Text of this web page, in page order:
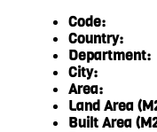
Code:
Country:
Department:
City:
Area:
Land Area
Built Area